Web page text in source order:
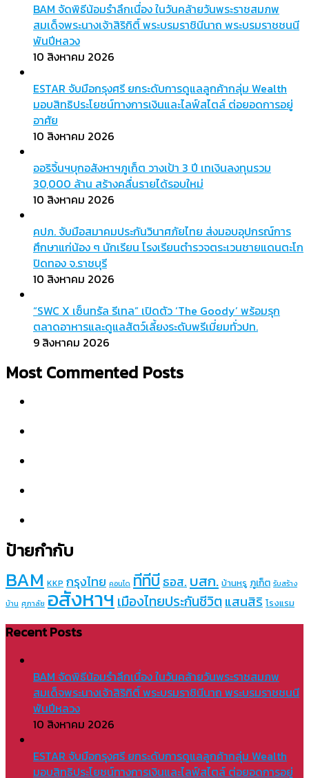
BAM จัดพิธีน้อมรำลึกเนื่อง ในวันคล้ายวันพระราชสมภพ
สมเด็จพระนางเจ้าสิริกิติ์ พระบรมราชินีนาถ พระบรมราชชนนี
พันปีหลวง
10 สิงหาคม 2026
ESTAR จับมือกรุงศรี ยกระดับการดูแลลูกค้ากลุ่ม Wealth
มอบสิทธิประโยชน์ทางการเงินและไลฟ์สไตล์ ต่อยอดการอยู่
อาศัย
10 สิงหาคม 2026
ออริจิ้นฯบุกอสังหาฯภูเก็ต วางเป้า 3 ปี เทเงินลงทุนรวม
30,000 ล้าน สร้างคลื่นรายได้รอบใหม่
10 สิงหาคม 2026
คปภ. จับมือสมาคมประกันวินาศภัยไทย ส่งมอบอุปกรณ์การ
ศึกษาแก่น้อง ๆ นักเรียน โรงเรียนตำรวจตระเวนชายแดนตะโก
ปิดทอง จ.ราชบุรี
10 สิงหาคม 2026
“SWC X เซ็นทรัล รีเทล” เปิดตัว ‘The Goody’ พร้อมรุก
ตลาดอาหารและดูแลสัตว์เลี้ยงระดับพรีเมี่ยมทั่วปท.
9 สิงหาคม 2026
Most Commented Posts
ป้ายกำกับ
BAM KKP กรุงไทย คอนโด ทีทีบีธอส. บสก. บ้านหรู ภูเก็ต รับสร้าง
บ้าน ศุภาลัย อสังหาฯ เมืองไทยประกันชีวิตแสนสิริ โรงแรม
Recent Posts
BAM จัดพิธีน้อมรำลึกเนื่อง ในวันคล้ายวันพระราชสมภพ
สมเด็จพระนางเจ้าสิริกิติ์ พระบรมราชินีนาถ พระบรมราชชนนี
พันปีหลวง
10 สิงหาคม 2026
ESTAR จับมือกรุงศรี ยกระดับการดูแลลูกค้ากลุ่ม Wealth
มอบสิทธิประโยชน์ทางการเงินและไลฟ์สไตล์ ต่อยอดการอยู่